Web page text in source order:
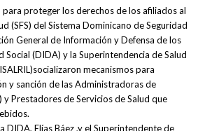
para proteger los derechos de los afiliados al
(SFS) del Sistema Dominicano de Seguridad
General de Información y Defensa de los
Social (DIDA) y la Superintendencia de Salud
mecanismos para
y sanción de las Administradoras de
y Prestadores de Servicios de Salud que
DIDA, Elías Báez ,y el Superintendente de